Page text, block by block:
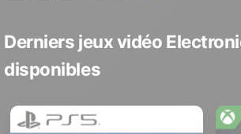
Derniers jeux vidéo
disponibles